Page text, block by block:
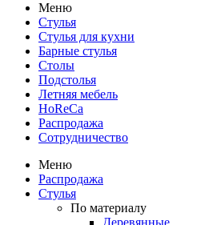
Меню
Стулья
Стулья для кухни
Барные стулья
Столы
Подстолья
Летняя мебель
HoReCa
Распродажа
Сотрудничество
Меню
Распродажа
Стулья
По материалу
Деревянные